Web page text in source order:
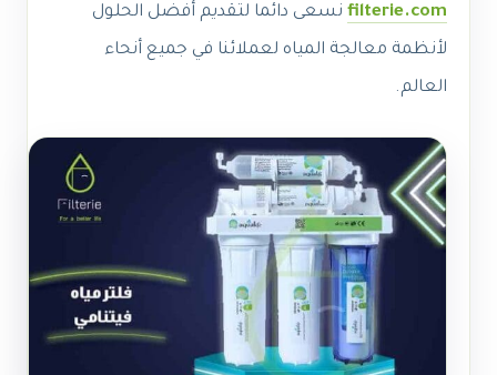
filterie.com نسعى دائما لتقديم أفضل الحلول
لأنظمة معالجة المياه لعملائنا في جميع أنحاء
العالم.